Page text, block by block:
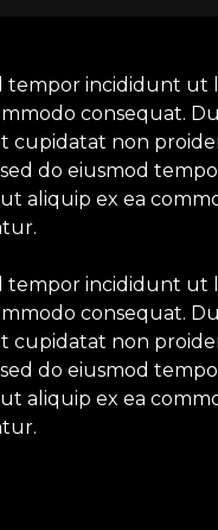
incididunt
consequat.
non
do eiusmod
aliquip ex ea
incididunt
consequat.
non
do eiusmod
aliquip ex ea